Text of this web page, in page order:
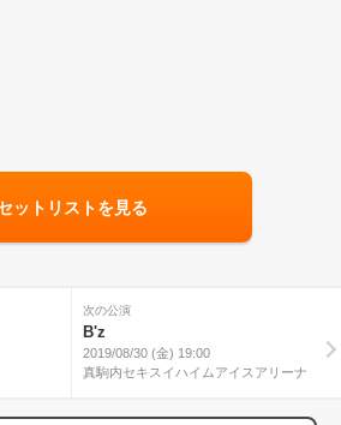
ットリストを見る
次の公演
B'z
2019/08/30 (金) 19:00
真駒内セキスイハイムアイスアリーナ